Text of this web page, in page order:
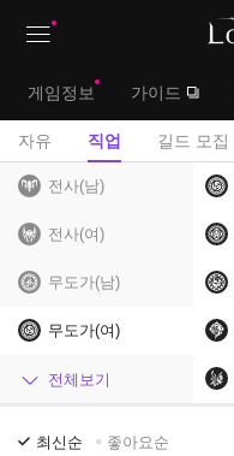
게임정보 가이드
자유 직업 길드 모집
전사(남)
전사(여)
무도가(남)
무도가(여)
헌터(남)
전체보기
직 최신순 좋아요순